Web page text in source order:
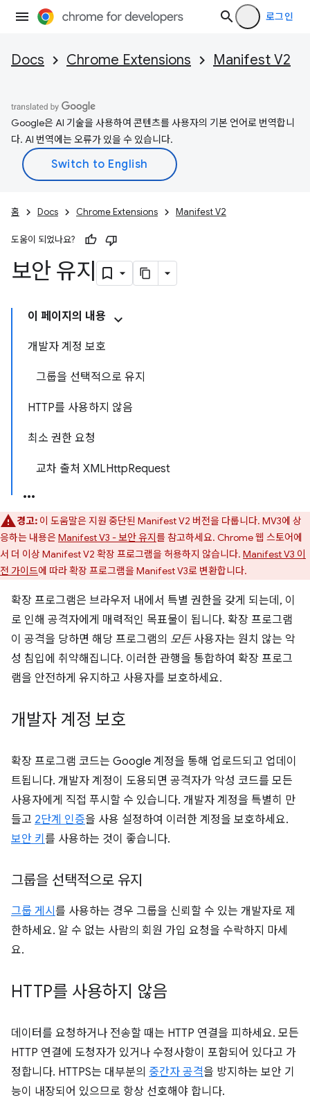
로그인
Docs Chrome Extensions Manifest V2
Google은 AI 기술을 사용하여 콘텐츠를 사용자의 기본 언어로 번역합니
다. AI 번역에는 오류가 있을 수 있습니다.
홈 Docs Chrome Extensions Manifest V2
도움이 되었나요?
보안 유지
이 페이지의 내용
개발자 계정 보호
그룹을 선택적으로 유지
HTTP를 사용하지 않음
최소 권한 요청
교차 출처 XMLHttpRequest
경고: 이 도움말은 지원 중단된 Manifest V2 버전을 다룹니다. MV3에 상
응하는 내용은Manifest V3 - 보안 유지를 참고하세요. Chrome 웹 스토어에
서 더 이상 Manifest V2 확장 프로그램을 허용하지 않습니다. Manifest V3 이
전 가이드에 따라 확장 프로그램을 Manifest V3로 변환합니다.
확장 프로그램은 브라우저 내에서 특별 권한을 갖게 되는데, 이
로 인해 공격자에게 매력적인 목표물이 됩니다. 확장 프로그램
이 공격을 당하면 해당 프로그램의 모든사용자는 원치 않는 악
성 침입에 취약해집니다. 이러한 관행을 통합하여 확장 프로그
램을 안전하게 유지하고 사용자를 보호하세요.
개발자 계정 보호
확장 프로그램 코드는 Google 계정을 통해 업로드되고 업데이
트됩니다. 개발자 계정이 도용되면 공격자가 악성 코드를 모든
사용자에게 직접 푸시할 수 있습니다. 개발자 계정을 특별히 만
들고 2단계 인증을 사용 설정하여 이러한 계정을 보호하세요.
보안 키 를 사용하는 것이 좋습니다.
그룹을 선택적으로 유지
그룹 게시 를 사용하는 경우 그룹을 신뢰할 수 있는 개발자로 제
한하세요. 알 수 없는 사람의 회원 가입 요청을 수락하지 마세
요.
HTTP를 사용하지 않음
데이터를 요청하거나 전송할 때는 HTTP 연결을 피하세요. 모든
HTTP 연결에 도청자가 있거나 수정사항이 포함되어 있다고 가
정합니다. HTTPS는 대부분의 중간자 공격을 방지하는 보안 기
능이 내장되어 있으므로 항상 선호해야 합니다.